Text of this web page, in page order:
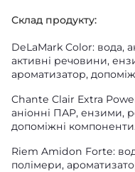
Склад продукту:
DeLaMark Color: вода,
активні речовини,
ароматизатор,
Chante Clair Extra
аніонні ПАР, ензими,
допоміжні компоненти.
Riem Amidon Forte:
полімери,